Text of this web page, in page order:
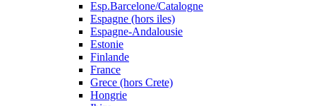
Esp.Barcelone/Catalogne
Espagne (hors iles)
Espagne-Andalousie
Estonie
Finlande
France
Grece (hors Crete)
Hongrie